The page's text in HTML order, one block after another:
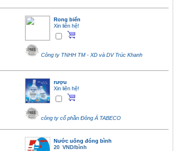
Rong biển
Xin liên hệ!
Công ty TNHH TM - XD và DV Trúc Khanh
rượu
Xin liên hệ!
công ty cổ phần Đông Á TABECO
Nước uống đóng bình
20 VND/bình